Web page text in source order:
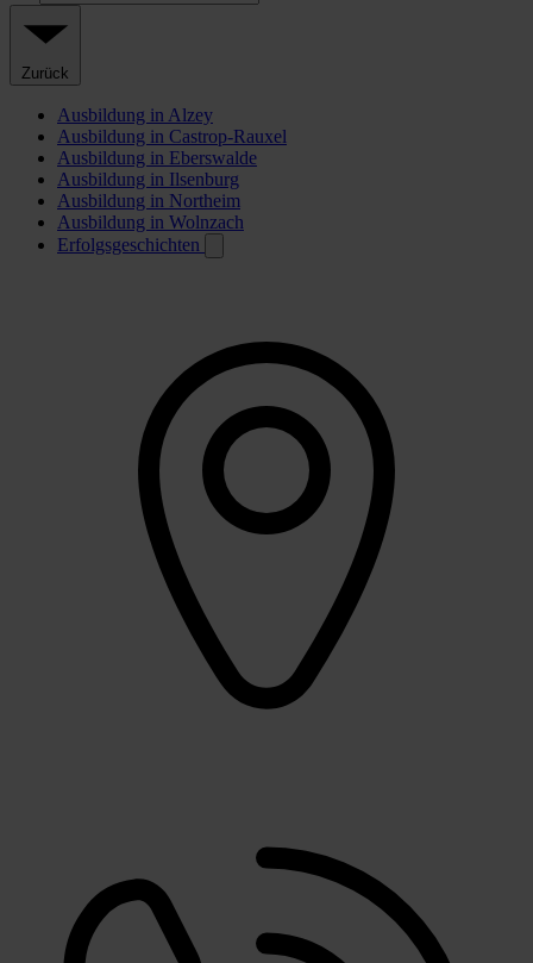
Zurück
Ausbildung in Alzey
Ausbildung in Castrop-Rauxel
Ausbildung in Eberswalde
Ausbildung in Ilsenburg
Ausbildung in Northeim
Ausbildung in Wolnzach
Erfolgsgeschichten